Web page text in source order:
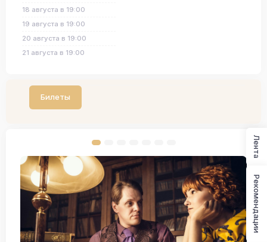
18 августа в 19:00
19 августа в 19:00
20 августа в 19:00
21 августа в 19:00
Билеты
Лента
Рекомендации